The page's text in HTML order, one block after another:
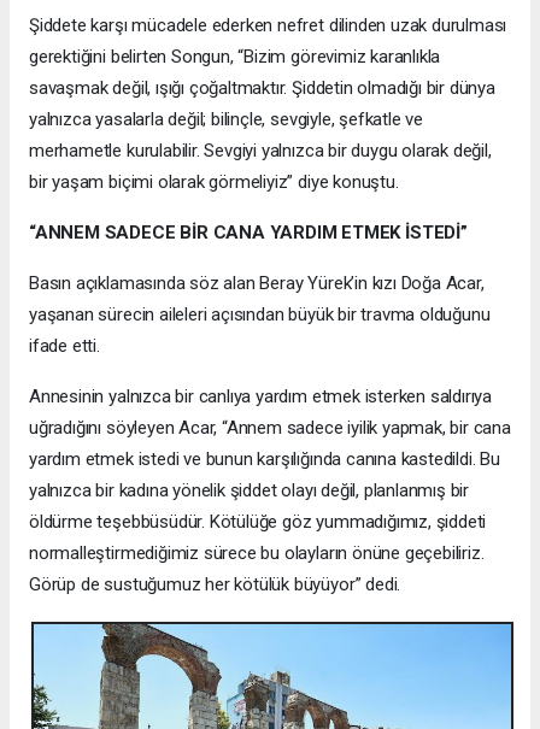
Şiddete karşı mücadele ederken nefret dilinden uzak durulması
gerektiğini belirten Songun, “Bizim görevimiz karanlıkla
savaşmak değil, ışığı çoğaltmaktır. Şiddetin olmadığı bir dünya
yalnızca yasalarla değil; bilinçle, sevgiyle, şefkatle ve
merhametle kurulabilir. Sevgiyi yalnızca bir duygu olarak değil,
bir yaşam biçimi olarak görmeliyiz” diye konuştu.
“ANNEM SADECE BİR CANA YARDIM ETMEK İSTEDİ”
Basın açıklamasında söz alan Beray Yürek’in kızı Doğa Acar,
yaşanan sürecin aileleri açısından büyük bir travma olduğunu
ifade etti.
Annesinin yalnızca bir canlıya yardım etmek isterken saldırıya
uğradığını söyleyen Acar, “Annem sadece iyilik yapmak, bir cana
yardım etmek istedi ve bunun karşılığında canına kastedildi. Bu
yalnızca bir kadına yönelik şiddet olayı değil, planlanmış bir
öldürme teşebbüsüdür. Kötülüğe göz yummadığımız, şiddeti
normalleştirmediğimiz sürece bu olayların önüne geçebiliriz.
Görüp de sustuğumuz her kötülük büyüyor” dedi.